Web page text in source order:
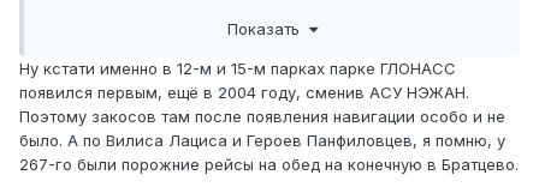
только-только закупил Фиаты, а кое-где ещё ходили
1. Маршрут 267 в 12 АП являлся одним из самых
известных в Северном Тушино в плане срезания
кругов. Некоторые водители, отправляясь от ОРП "Метро
"Планерная", без зазрения совести ехали без
пассажиров по улицам Лациса, Панфиловцев
Показать
Ну кстати именно в 12-м и 15-м парках парке ГЛОНАСС
появился первым, ещё в 2004 году, сменив АСУ НЭЖАН.
Поэтому закосов там после появления навигации особо и не
было. А по Вилиса Лациса и Героев Панфиловцев, я помню, у
267-го были порожние рейсы на обед на конечную в Братцево.